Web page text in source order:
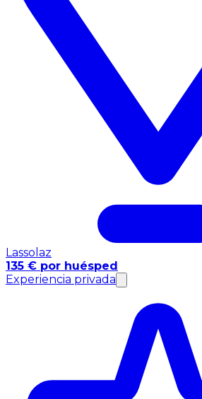
Lassolaz
135 € por huésped
Experiencia privada